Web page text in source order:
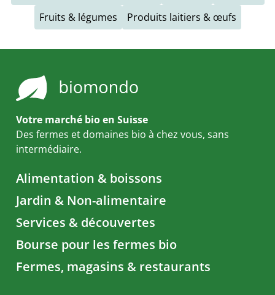
Fruits & légumes
Produits laitiers & œufs
Votre marché bio en Suisse
Des fermes et domaines bio à chez vous, sans
intermédiaire.
Alimentation & boissons
Jardin & Non-alimentaire
Services & découvertes
Bourse pour les fermes bio
Fermes, magasins & restaurants